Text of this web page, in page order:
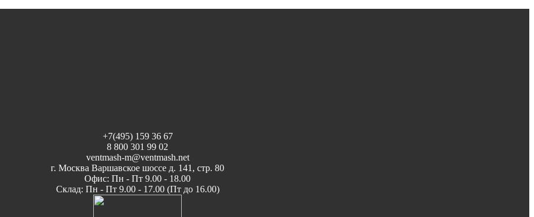
+7(495) 159 36 67
8 800 301 99 02
ventmash-m@ventmash.net
г. Москва Варшавское шоссе д. 141, стр. 80
Офис: Пн - Пт 9.00 - 18.00
Склад: Пн - Пт 9.00 - 17.00 (Пт до 16.00)